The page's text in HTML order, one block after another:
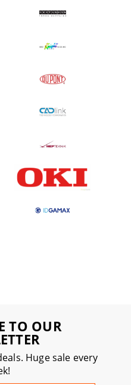
TO OUR
Huge sale every